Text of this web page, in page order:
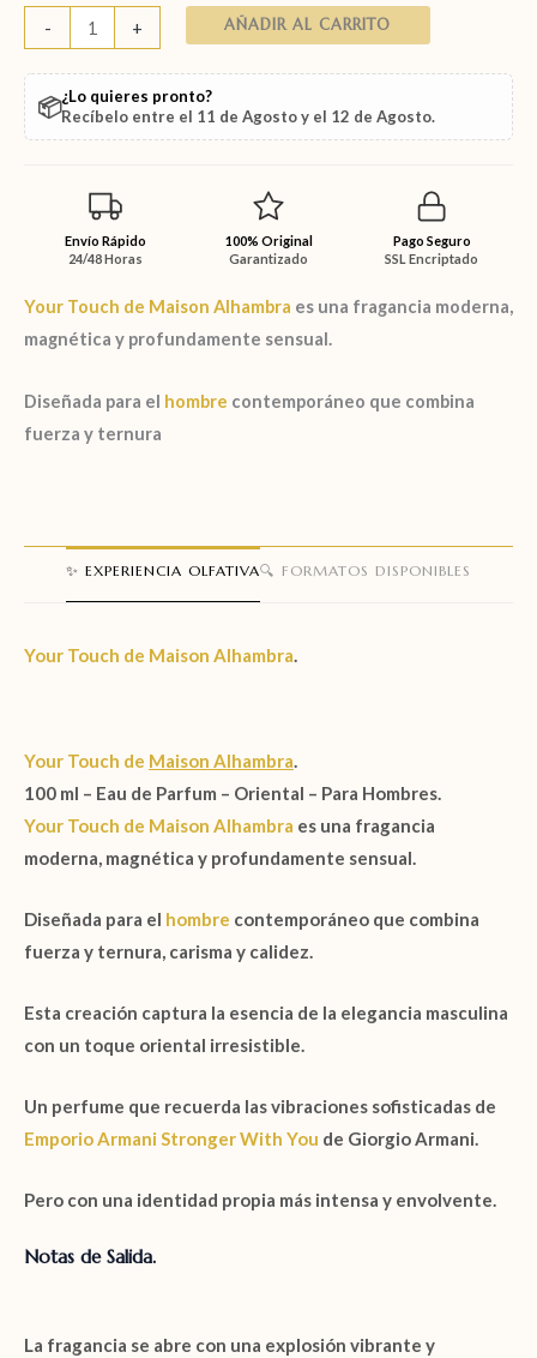
- + AÑADIR AL CARRITO
📦¿Lo quieres pronto?
Recíbelo entre el 11 de Agostoy el 12 de Agosto.
Envío Rápido
24/48 Horas
100% Original
Garantizado
Pago Seguro
SSL Encriptado
Your Touch de Maison Alhambra es una fragancia moderna,
magnética y profundamente sensual.
Diseñada para el hombre contemporáneo que combina
fuerza y ternura
✨ EXPERIENCIA OLFATIVA🔍 FORMATOS DISPONIBLES
Your Touch de Maison Alhambra.
Your Touch de Maison Alhambra.
100 ml – Eau de Parfum – Oriental – Para Hombres.
Your Touch de Maison Alhambra es una fragancia
moderna, magnética y profundamente sensual.
Diseñada para el hombre contemporáneo que combina
fuerza y ternura, carisma y calidez.
Esta creación captura la esencia de la elegancia masculina
con un toque oriental irresistible.
Un perfume que recuerda las vibraciones sofisticadas de
Emporio Armani Stronger With You de Giorgio Armani.
Pero con una identidad propia más intensa y envolvente.
Notas de Salida.
La fragancia se abre con una explosión vibrante y